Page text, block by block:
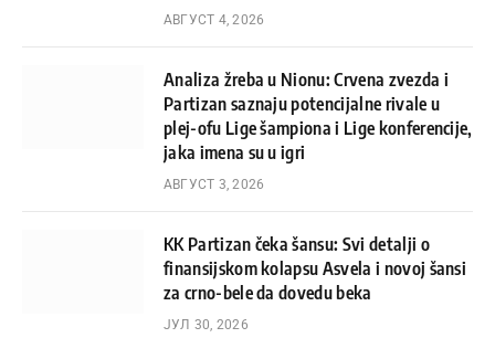
АВГУСТ 4, 2026
Analiza žreba u Nionu: Crvena zvezda i
Partizan saznaju potencijalne rivale u
plej-ofu Lige šampiona i Lige konferencije,
jaka imena su u igri
АВГУСТ 3, 2026
KK Partizan čeka šansu: Svi detalji o
finansijskom kolapsu Asvela i novoj šansi
za crno-bele da dovedu beka
ЈУЛ 30, 2026